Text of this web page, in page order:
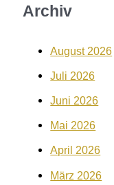
Archiv
August 2026
Juli 2026
Juni 2026
Mai 2026
April 2026
März 2026